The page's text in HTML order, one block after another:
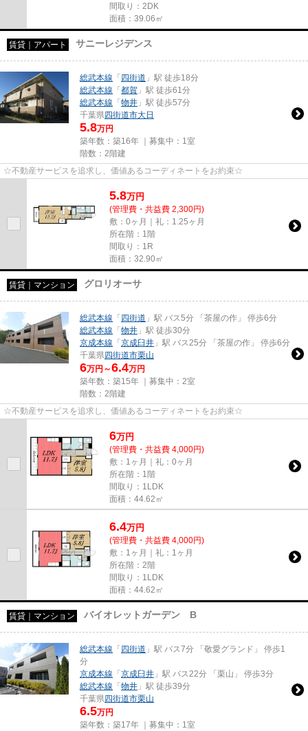
間取り：2DK
面積：39.06㎡
賃貸｜アパート サニーレジデンス
総武本線 「四街道 」駅 徒歩18分
総武本線 「都賀 」駅 徒歩61分
総武本線 「物井 」駅 徒歩57分
千葉県四街道市大日
5.8万円
築年数：築16年 ｜募集中： 1室
階数：2階建
☆不動産サービスを追求し、価値あるコーディネートをお約束☆
5.8万円
(管理費・共益費 2,300円)
敷：0ヶ月｜礼：1.25ヶ月
所在階：1階
間取り：1R
面積：32.90㎡
賃貸｜マンション グロリオーサ
総武本線 「四街道 」駅 バス5分 「茶屋の作」 停歩6分
総武本線 「物井 」駅 徒歩30分
京成本線 「京成臼井 」駅 バス25分 「茶屋の作」 停歩6分
千葉県四街道市栗山
6万円～6.4万円
築年数：築15年 ｜募集中： 2室
階数：2階建
☆不動産サービスを追求し、価値あるコーディネートをお約束☆
6万円
(管理費・共益費 4,000円)
敷：1ヶ月｜礼：0ヶ月
所在階：1階
間取り：1LDK
面積：44.62㎡
6.4万円
(管理費・共益費 4,000円)
敷：1ヶ月｜礼：1ヶ月
所在階：2階
間取り：1LDK
面積：44.62㎡
賃貸｜マンション バイオレットガーデン B
総武本線 「四街道 」駅 バス7分 「敬愛グランド」 停歩1
分
京成本線 「京成臼井 」駅 バス22分 「栗山」 停歩3分
総武本線 「物井 」駅 徒歩39分
千葉県四街道市栗山
6.5万円
築年数：築17年 ｜募集中： 1室